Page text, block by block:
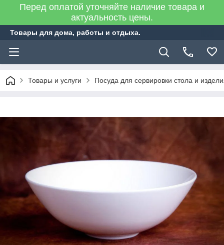
Перед оплатой уточняйте наличие товара и
актуальность цены.
Товары для дома, работы и отдыха.
Товары и услуги Посуда для сервировки стола и